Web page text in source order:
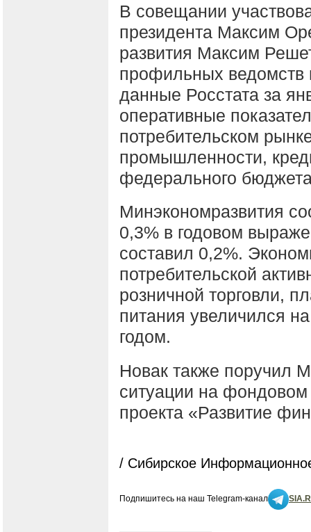
В совещании
президента Максим
развития Максим
профильных ведомств
данные Росстата за
оперативные
потребительском
промышленности,
федерального
Минэкономразвития
0,3% в годовом
составил 0,2%.
потребительской
розничной торговли,
питания увеличился
годом.
Новак также поручил
ситуации на
проекта «Развитие
/ Сибирское
Подпишитесь на наш Telegram-канал